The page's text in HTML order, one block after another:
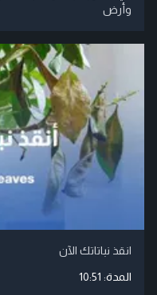
وأرض
انقذ نباتاتك الآن
المدة: 10:51